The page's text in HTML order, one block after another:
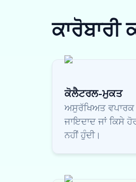
ਕਾਰੋਬਾਰੀ
ਕੋਲੈਟਰਲ-ਮੁਕਤ
ਅਸੁਰੱਖਿਅਤ
ਜਾਇਦਾਦ ਜਾਂ ਕਿਸੇ
ਨਹੀਂ ਹੁੰਦੀ।